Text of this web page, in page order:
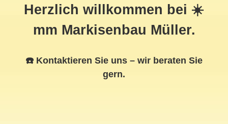
Herzlich willkommen bei ☀️
mm Markisenbau Müller.
☎️ Kontaktieren Sie uns – wir beraten Sie
gern.